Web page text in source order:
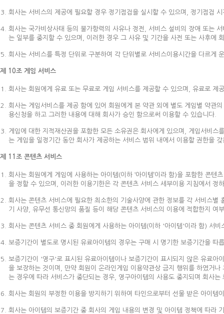
회사는 서비스의 제공에 필요할 경우 정기점검을 실시할 수 있으며, 정기점검
회사는 국가비상사태 등의 불가항력의 사유나 정전, 서비스 설비의 장애 또는
는 일부를 중지할 수 있으며, 이러한 경우 그 사유 및 기간을 사전 또는 사후에
회사는 서비스를 특정 단위로 구분하여 각 단위별로 서비스이용시간을 다르게
제 10조 게임 서비스
회사는 회원에게 유료 또는 무료로 게임 서비스를 제공할 수 있으며, 유료로 제
회사는 게임서비스를 제공 함에 있어 회원에게 본 약관 외에 별도 게임별 약관
용신청을 하고 그러한 내용에 대해 회사가 승인 함으로써 이용할 수 있습니다.
게임에 대한 지적재산권을 포함한 모든 소유권은 회사에게 있으며, 게임서비
는 게임을 일정기간 동안 회사가 제공하는 서비스 범위 내에서 이용할 권한을
제 11조 콘텐츠 서비스
회사는 회원에게 게임에 사용하는 아이템(이하 ‘아이템’이라 함)을 포함한 콘
을 정할 수 있으며, 이러한 이용기한은 각 콘텐츠 서비스 세부이용 지침에서
회사는 콘텐츠 서비스에 필요한 최소한의 기술사양에 관한 정보를 각 서비스
기 사양, 유무선 통신망의 품질 등이 해당 콘텐츠 서비스의 이용에 적합한지 여
회사는 콘텐츠 서비스 중 회원에게 사용하는 아이템(이하 '아이템'이라 함) 서
보증기간이 별도로 명시된 유료아이템의 경우는 구매 시 명기한 보증기간을
보증기간이 '영구'로 표시된 유료아이템이나 보증기간이 표시되지 않은 유료
을 보장하는 것이며, 만약 회원이 온라인게임 이용약관상 금지 행위를 하였거
는 경우에 따라 서비스가 중단되는 경우, 영구아이템의 사용도 중지되며 회사
회사는 회원의 부정한 이용을 방지하기 위하여 타인으로부터 선물 받은 아이
회사는 아이템의 보증기간 중 회사의 게임 내용의 변경 및 아이템 정책에 따라